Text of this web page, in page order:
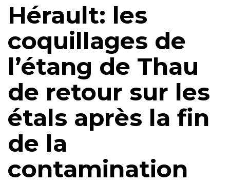
Hérault: les
coquillages de
l’étang de Thau
de retour sur les
étals après la fin
de la
contamination